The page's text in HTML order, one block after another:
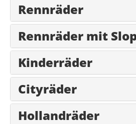
Rennräder
Rennräder mit
Kinderräder
Cityräder
Hollandräder